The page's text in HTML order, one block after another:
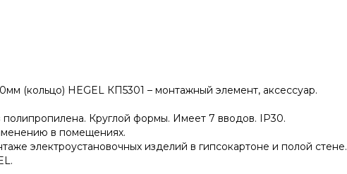
(кольцо) HEGEL КП5301 – монтажный элемент, аксессуар.
полипропилена. Круглой формы. Имеет 7 вводов. IP30.
в помещениях.
электроустановочных изделий в гипсокартоне и полой стене.